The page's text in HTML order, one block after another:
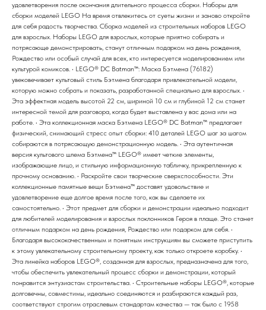
удовлетворения после окончания длительного процесса сборки. Наборы для
сборки моделей LEGO На время отвлекитесь от суеты жизни и заново откройте
для себя радость творчества. Сборка моделей из строительных наборов LEGO
для взрослых. Наборы LEGO для взрослых, которые приятно собирать и
потрясающе демонстрировать, станут отличным подарком на день рождения,
Рождество или особый случай для всех, кто интересуется моделированием или
культурой комиксов. • LEGO® DC Batman™: Маска Бэтмена (76182)
увековечивает культовый стиль Бэтмена благодаря привлекательной модели,
которую можно собрать и показать, разработанной специально для взрослых. •
Эта эффектная модель высотой 22 см, шириной 10 см и глубиной 12 см станет
интересной темой для разговора, когда будет выставлена у вас дома или на
работе. • Эта коллекционная маска Бэтмена LEGO® DC Batman™ предлагает
физический, снимающий стресс опыт сборки: 410 деталей LEGO шаг за шагом
собираются в потрясающую демонстрационную модель. • Эта аутентичная
версия культового шлема Бэтмена™ LEGO® имеет четкие элементы,
изображающие лицо, и стильную информационную табличку, прикрепленную к
прочному основанию. • Раскройте свои творческие сверхспособности. Эти
коллекционные памятные вещи Бэтмена™ доставят удовольствие и
удовлетворение еще долгое время после того, как вы сделаете их
самостоятельно. • Этот предмет для сборки и демонстрации идеально подходит
для любителей моделирования и взрослых поклонников Героя в плаще. Это станет
отличным подарком на день рождения, Рождество или подарком для себя. •
Благодаря высококачественным и понятным инструкциям вы сможете приступить
к этому увлекательному строительному проекту, как только откроете коробку. •
Эта линейка наборов LEGO®, созданная для взрослых, предназначена для того,
чтобы обеспечить увлекательный процесс сборки и демонстрации, который
понравится энтузиастам строительства. • Строительные наборы LEGO®, которые
долговечны, совместимы, идеально соединяются и разбираются каждый раз,
соответствуют строгим отраслевым стандартам качества — так было с 1958